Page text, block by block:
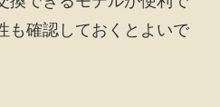
も確認しておくとよいで